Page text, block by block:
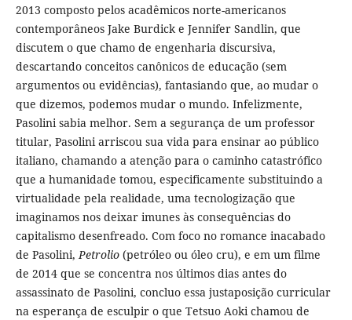
2013 composto pelos acadêmicos norte-americanos
contemporâneos Jake Burdick e Jennifer Sandlin, que
discutem o que chamo de engenharia discursiva,
descartando conceitos canônicos de educação (sem
argumentos ou evidências), fantasiando que, ao mudar o
que dizemos, podemos mudar o mundo. Infelizmente,
Pasolini sabia melhor. Sem a segurança de um professor
titular, Pasolini arriscou sua vida para ensinar ao público
italiano, chamando a atenção para o caminho catastrófico
que a humanidade tomou, especificamente substituindo a
virtualidade pela realidade, uma tecnologização que
imaginamos nos deixar imunes às consequências do
capitalismo desenfreado. Com foco no romance inacabado
de Pasolini,Petrolio(petróleo ou óleo cru), e em um filme
de 2014 que se concentra nos últimos dias antes do
assassinato de Pasolini, concluo essa justaposição curricular
na esperança de esculpir o que Tetsuo Aoki chamou de